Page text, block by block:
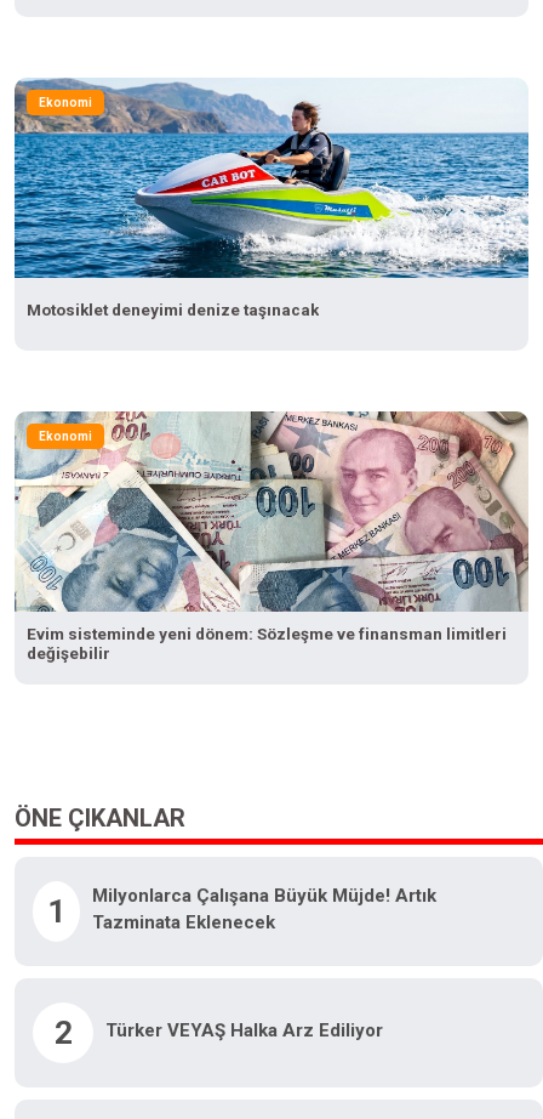
Ekonomi
Motosiklet deneyimi denize taşınacak
Ekonomi
Evim sisteminde yeni dönem: Sözleşme ve finansman limitleri
değişebilir
ÖNE ÇIKANLAR
1
Milyonlarca Çalışana Büyük Müjde! Artık
Tazminata Eklenecek
2 Türker VEYAŞ Halka Arz Ediliyor